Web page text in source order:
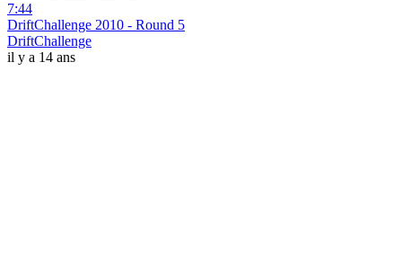
7:44
DriftChallenge 2010 - Round 5
DriftChallenge
il y a 14 ans